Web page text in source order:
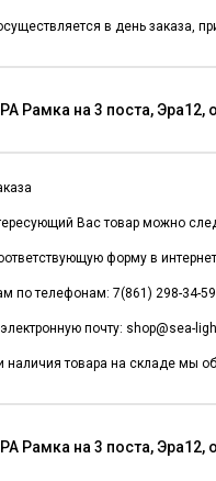
в день заказа,
Рамка на 3 поста, Эра12,
Вас товар можно
форму в
по телефонам: 7(861) 298-34-
почту: shop@sea-
наличия товара на складе мы
Рамка на 3 поста, Эра12,